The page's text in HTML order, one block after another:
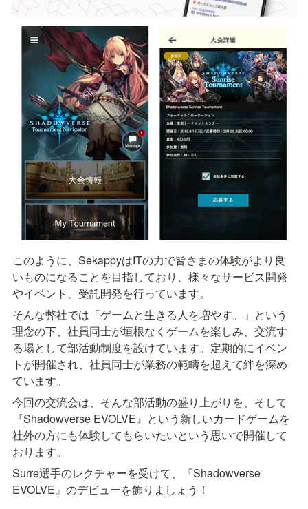
このように、SekappyはITの力で皆さまの体験がより良
いものになることを目指しており、様々なサービス開発
やイベント、受託開発を行っています。
そんな弊社では「ゲームと生きる人を増やす。」という
理念の下、社員同士が垣根なくゲームを楽しみ、交流す
る場として部活動制度を設けています。定期的にイベン
トが開催され、社員同士が業務の範疇を超えて絆を深め
ています。
今回の交流会は、そんな部活動の盛り上がりを、そして
『Shadowverse EVOLVE』という新しいカードゲームを
社外の方にも体験してもらいたいという思いで開催して
おります。
Surre選手のレクチャーを受けて、『Shadowverse
EVOLVE』のデビューを飾りましょう！